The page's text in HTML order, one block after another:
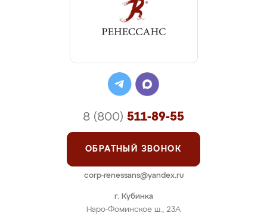
г. Кубинка
Наро-Фоминское ш., 23А
8 (800) 511-89-55
ОБРАТНЫЙ ЗВОНОК
corp-renessans@yandex.ru